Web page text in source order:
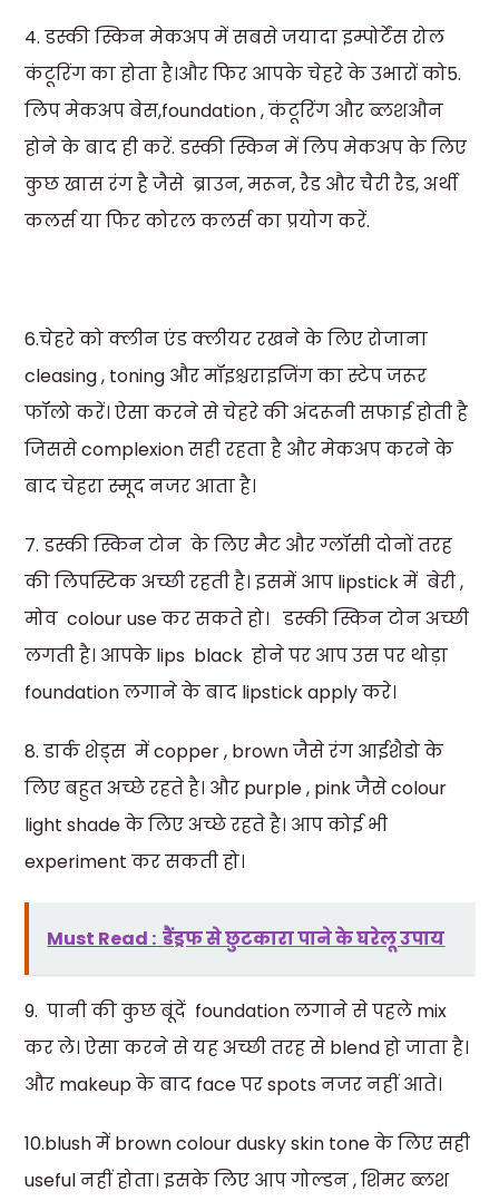
4. डस्की स्किन मेकअप में सबसे जयादा इम्पोर्टेंस रोल
कंटूरिंग का होता है।और फिर आपके चेहरे के उभारों को5.
लिप मेकअप बेस,foundation , कंटूरिंग और ब्लशऔन
होने के बाद ही करें. डस्की स्किन में लिप मेकअप के लिए
कुछ खास रंग है जैसे ब्राउन, मरून, रैड और चैरी रैड, अर्थी
कलर्स या फिर कोरल कलर्स का प्रयोग करें.
6.चेहरे को क्लीन एंड क्लीयर रखने के लिए रोजाना
cleasing , toning और मॉइश्चराइजिंग का स्टेप जरूर
फॉलो करें। ऐसा करने से चेहरे की अंदरूनी सफाई होती है
जिससे complexion सही रहता है और मेकअप करने के
बाद चेहरा स्मूद नजर आता है।
7. डस्की स्किन टोन के लिए मैट और ग्लॉसी दोनों तरह
की लिपस्टिक अच्छी रहती है। इसमें आप lipstick में बेरी ,
मोव colour use कर सकते हो। डस्की स्किन टोन अच्छी
लगती है। आपके lips black होने पर आप उस पर थोड़ा
foundation लगाने के बाद lipstick apply करे।
8. डार्क शेड्स में copper , brown जैसे रंग आईशैडो के
लिए बहुत अच्छे रहते है। और purple , pink जैसे colour
light shade के लिए अच्छे रहते है। आप कोई भी
experiment कर सकती हो।
Must Read : डैंड्रफ से छुटकारा पाने के घरेलू उपाय
9. पानी की कुछ बूंदें foundation लगाने से पहले mix
कर ले। ऐसा करने से यह अच्छी तरह से blend हो जाता है।
और makeup के बाद face पर spots नजर नहीं आते।
10.blush में brown colour dusky skin tone के लिए सही
useful नहीं होता। इसके लिए आप गोल्डन , शिमर ब्लश